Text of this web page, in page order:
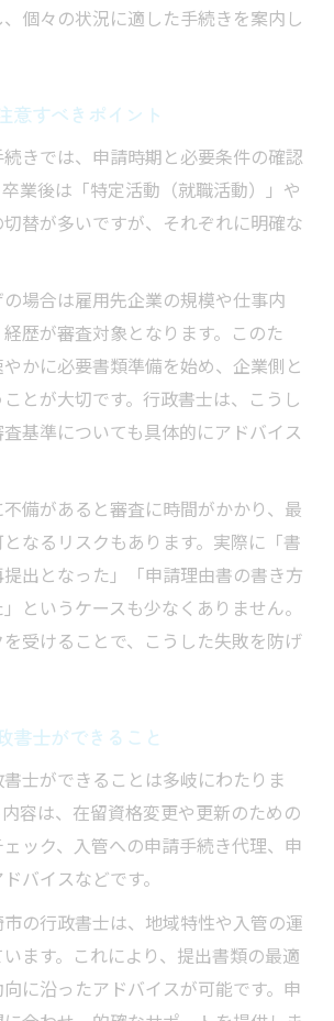
個々の状況に適した手続きを案内し
意すべきポイント
きでは、申請時期と必要条件の確認
業後は「特定活動（就職活動）」や
切替が多いですが、それぞれに明確な
場合は雇用先企業の規模や仕事内
歴が審査対象となります。このた
かに必要書類準備を始め、企業側と
とが大切です。行政書士は、こうし
基準についても具体的にアドバイス
備があると審査に時間がかかり、最
なるリスクもあります。実際に「書
出となった」「申請理由書の書き方
というケースも少なくありません。
受けることで、こうした失敗を防げ
書士ができること
士ができることは多岐にわたりま
容は、在留資格変更や更新のための
ック、入管への申請手続き代理、申
バイスなどです。
の行政書士は、地域特性や入管の運
ます。これにより、提出書類の最適
に沿ったアドバイスが可能です。申